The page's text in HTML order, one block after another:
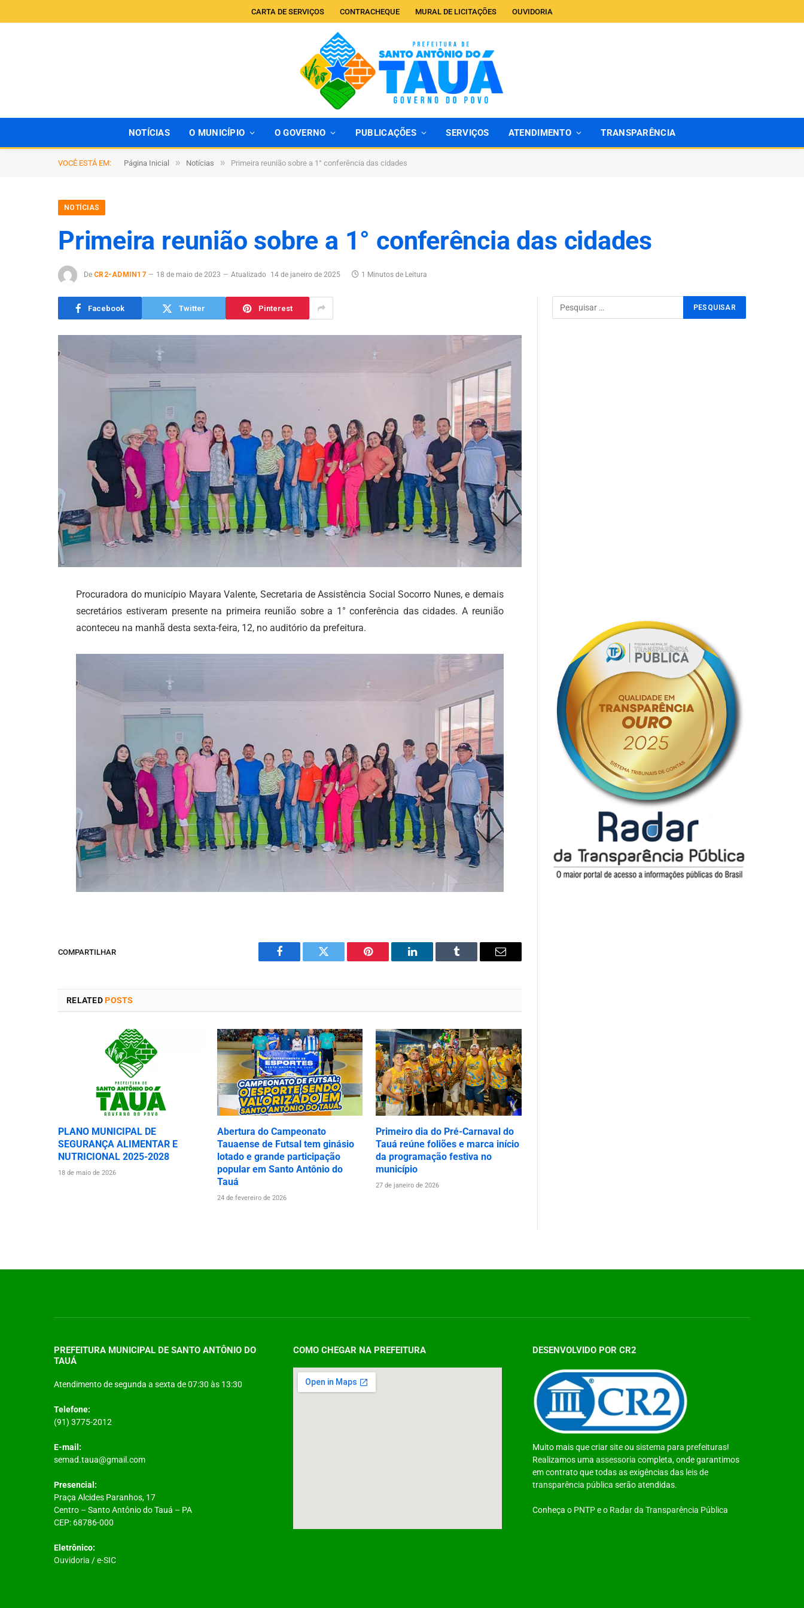
CARTA DE SERVIÇOS CONTRACHEQUE MURAL DE LICITAÇÕES OUVIDORIA
NOTÍCIAS O MUNICÍPIO O GOVERNO PUBLICAÇÕES SERVIÇOS ATENDIMENTO TRANSPARÊNCIA
VOCÊ ESTÁ EM: Página Inicial » Notícias » Primeira reunião sobre a 1° conferência das cidades
NOTÍCIAS
Primeira reunião sobre a 1° conferência das cidades
De CR2-ADMIN17 18 de maio de 2023 Atualizado 14 de janeiro de 2025 1 Minutos de Leitura
Facebook Twitter Pinterest
Procuradora do município Mayara Valente, Secretaria de Assistência Social Socorro Nunes, e demais
secretários estiveram presente na primeira reunião sobre a 1° conferência das cidades. A reunião
aconteceu na manhã desta sexta-feira, 12, no auditório da prefeitura.
COMPARTILHAR
Facebook Twitter Pinterest LinkedIn Tumblr Email
RELATEDPOSTS
PLANO MUNICIPAL DE
SEGURANÇA ALIMENTAR E
NUTRICIONAL 2025-2028
18 de maio de 2026
Abertura do Campeonato
Tauaense de Futsal tem ginásio
lotado e grande participação
popular em Santo Antônio do
Tauá
24 de fevereiro de 2026
Primeiro dia do Pré-Carnaval do
Tauá reúne foliões e marca início
da programação festiva no
município
27 de janeiro de 2026
PREFEITURA MUNICIPAL DE SANTO ANTÔNIO DO
TAUÁ
Atendimento de segunda a sexta de 07:30 às 13:30
Telefone:
(91) 3775-2012
E-mail:
semad.taua@gmail.com
Presencial:
Praça Alcides Paranhos, 17
Centro – Santo Antônio do Tauá – PA
CEP: 68786-000
Eletrônico:
Ouvidoria /e-SIC
COMO CHEGAR NA PREFEITURA DESENVOLVIDO POR CR2
Muito mais quecriar siteou sistema para prefeituras!
Realizamos uma assessoria completa, onde garantimos
em contrato que todas as exigências das leis de
transparência pública serão atendidas.
Conheça o PNTPe o Radar da Transparência Pública